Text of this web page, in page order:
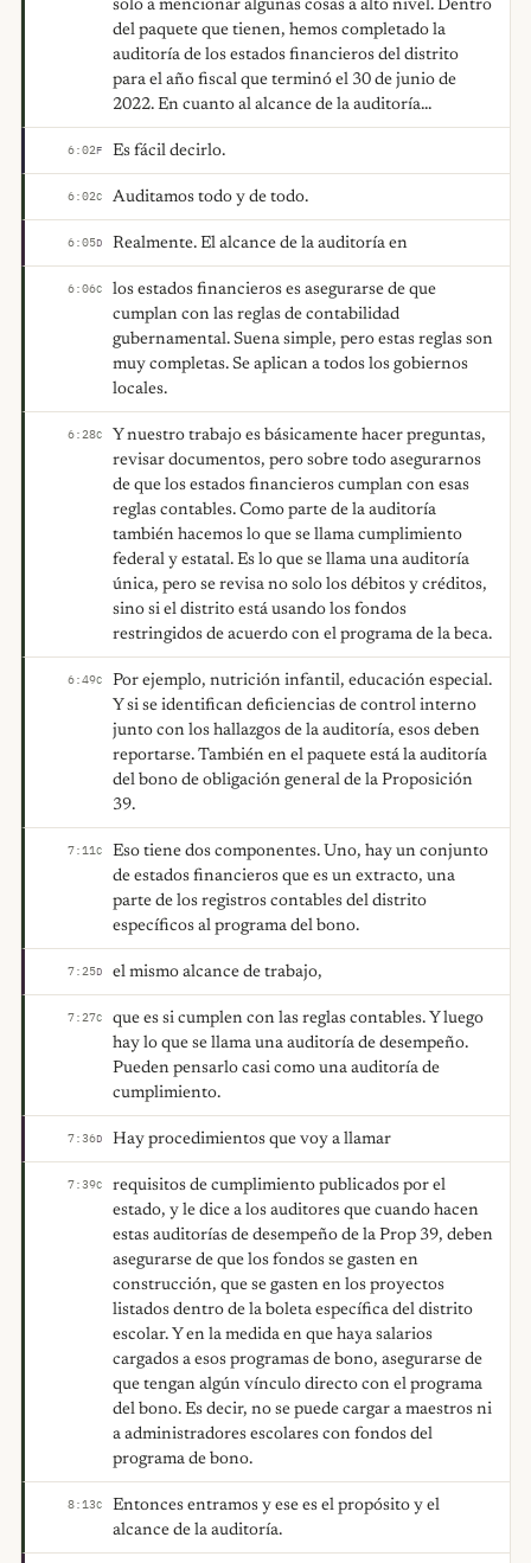
solo a mencionar algunas cosas a alto nivel. Dentro
del paquete que tienen, hemos completado la
auditoría de los estados financieros del distrito
para el año fiscal que terminó el 30 de junio de
2022. En cuanto al alcance de la auditoría...
6:02F Es fácil decirlo.
6:02C Auditamos todo y de todo.
6:05D Realmente. El alcance de la auditoría en
6:06C
los estados financieros es asegurarse de que
cumplan con las reglas de contabilidad
gubernamental. Suena simple, pero estas reglas son
muy completas. Se aplican a todos los gobiernos
locales.
6:28C
Y nuestro trabajo es básicamente hacer preguntas,
revisar documentos, pero sobre todo asegurarnos
de que los estados financieros cumplan con esas
reglas contables. Como parte de la auditoría
también hacemos lo que se llama cumplimiento
federal y estatal. Es lo que se llama una auditoría
única, pero se revisa no solo los débitos y créditos,
sino si el distrito está usando los fondos
restringidos de acuerdo con el programa de la beca.
6:49C
Por ejemplo, nutrición infantil, educación especial.
Y si se identifican deficiencias de control interno
junto con los hallazgos de la auditoría, esos deben
reportarse. También en el paquete está la auditoría
del bono de obligación general de la Proposición
39.
7:11C
Eso tiene dos componentes. Uno, hay un conjunto
de estados financieros que es un extracto, una
parte de los registros contables del distrito
específicos al programa del bono.
7:25D el mismo alcance de trabajo,
7:27C
que es si cumplen con las reglas contables. Y luego
hay lo que se llama una auditoría de desempeño.
Pueden pensarlo casi como una auditoría de
cumplimiento.
7:36D Hay procedimientos que voy a llamar
7:39C
requisitos de cumplimiento publicados por el
estado, y le dice a los auditores que cuando hacen
estas auditorías de desempeño de la Prop 39, deben
asegurarse de que los fondos se gasten en
construcción, que se gasten en los proyectos
listados dentro de la boleta específica del distrito
escolar. Y en la medida en que haya salarios
cargados a esos programas de bono, asegurarse de
que tengan algún vínculo directo con el programa
del bono. Es decir, no se puede cargar a maestros ni
a administradores escolares con fondos del
programa de bono.
8:13C
Entonces entramos y ese es el propósito y el
alcance de la auditoría.